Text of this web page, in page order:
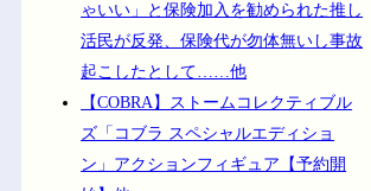
ゃいい」と保険加入を勧められた推し
活民が反発、保険代が勿体無いし事故
起こしたとして……他
【COBRA】ストームコレクティブル
ズ「コブラ スペシャルエディショ
ン」アクションフィギュア【予約開